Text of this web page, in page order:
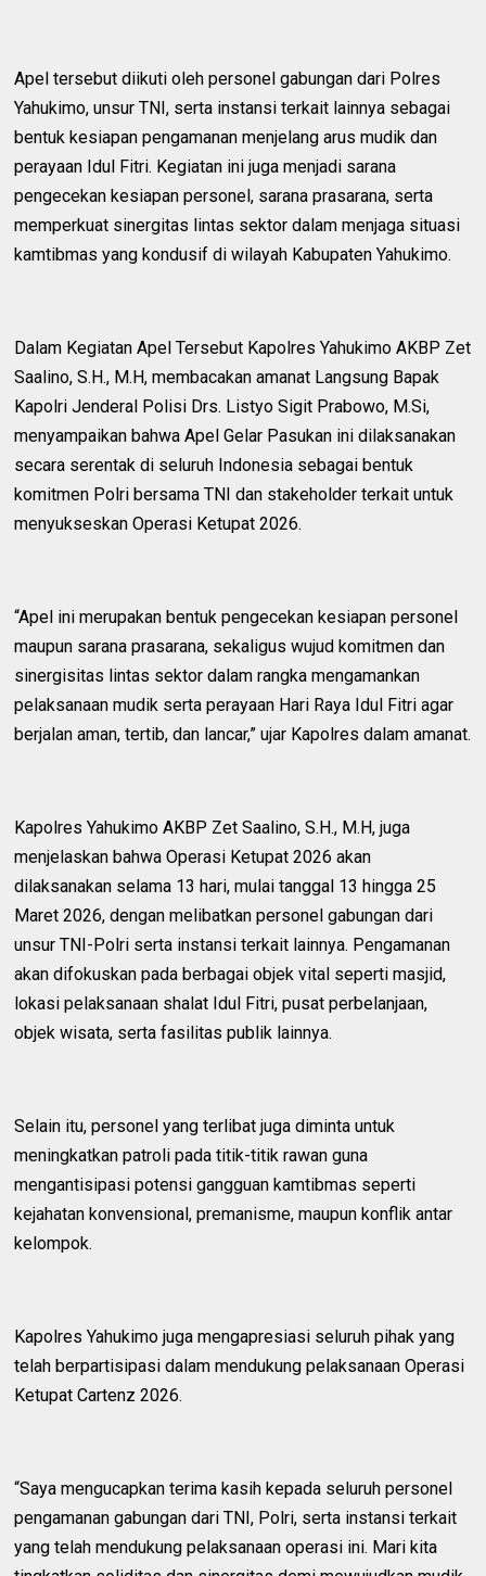
‎Apel tersebut diikuti oleh personel gabungan dari Polres
Yahukimo, unsur TNI, serta instansi terkait lainnya sebagai
bentuk kesiapan pengamanan menjelang arus mudik dan
perayaan Idul Fitri. Kegiatan ini juga menjadi sarana
pengecekan kesiapan personel, sarana prasarana, serta
memperkuat sinergitas lintas sektor dalam menjaga situasi
kamtibmas yang kondusif di wilayah Kabupaten Yahukimo.
‎Dalam Kegiatan Apel Tersebut Kapolres Yahukimo AKBP Zet
Saalino, S.H., M.H, membacakan amanat Langsung Bapak
Kapolri Jenderal Polisi Drs. Listyo Sigit Prabowo, M.Si,
menyampaikan bahwa Apel Gelar Pasukan ini dilaksanakan
secara serentak di seluruh Indonesia sebagai bentuk
komitmen Polri bersama TNI dan stakeholder terkait untuk
menyukseskan Operasi Ketupat 2026.
‎“Apel ini merupakan bentuk pengecekan kesiapan personel
maupun sarana prasarana, sekaligus wujud komitmen dan
sinergisitas lintas sektor dalam rangka mengamankan
pelaksanaan mudik serta perayaan Hari Raya Idul Fitri agar
berjalan aman, tertib, dan lancar,” ujar Kapolres dalam amanat.
‎Kapolres Yahukimo AKBP Zet Saalino, S.H., M.H, juga
menjelaskan bahwa Operasi Ketupat 2026 akan
dilaksanakan selama 13 hari, mulai tanggal 13 hingga 25
Maret 2026, dengan melibatkan personel gabungan dari
unsur TNI-Polri serta instansi terkait lainnya. Pengamanan
akan difokuskan pada berbagai objek vital seperti masjid,
lokasi pelaksanaan shalat Idul Fitri, pusat perbelanjaan,
objek wisata, serta fasilitas publik lainnya.
‎Selain itu, personel yang terlibat juga diminta untuk
meningkatkan patroli pada titik-titik rawan guna
mengantisipasi potensi gangguan kamtibmas seperti
kejahatan konvensional, premanisme, maupun konflik antar
kelompok.
‎Kapolres Yahukimo juga mengapresiasi seluruh pihak yang
telah berpartisipasi dalam mendukung pelaksanaan Operasi
Ketupat Cartenz 2026.
‎“Saya mengucapkan terima kasih kepada seluruh personel
pengamanan gabungan dari TNI, Polri, serta instansi terkait
yang telah mendukung pelaksanaan operasi ini. Mari kita